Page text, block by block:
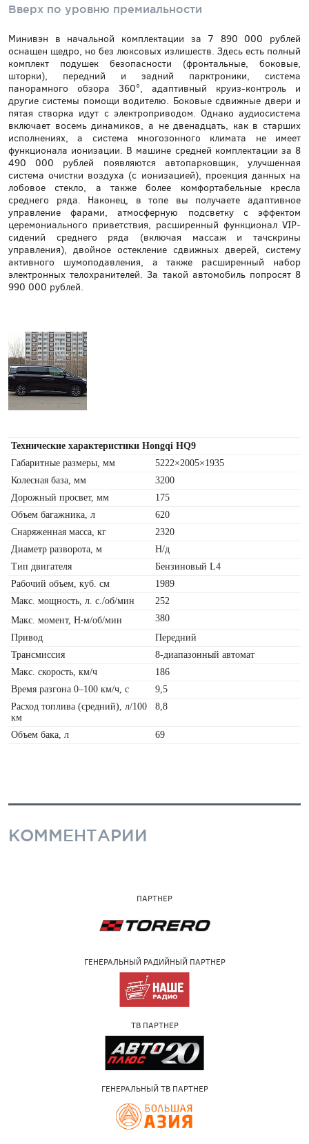
Вверх по уровню премиальности
Минивэн в начальной комплектации за 7 890 000 рублей
оснащен щедро, но без люксовых излишеств. Здесь есть полный
комплект подушек безопасности (фронтальные, боковые,
шторки), передний и задний парктроники, система
панорамного обзора 360°, адаптивный круиз-контроль и
другие системы помощи водителю. Боковые сдвижные двери и
пятая створка идут с электроприводом. Однако аудиосистема
включает восемь динамиков, а не двенадцать, как в старших
исполнениях, а система многозонного климата не имеет
функционала ионизации. В машине средней комплектации за 8
490 000 рублей появляются автопарковщик, улучшенная
система очистки воздуха (с ионизацией), проекция данных на
лобовое стекло, а также более комфортабельные кресла
среднего ряда. Наконец, в топе вы получаете адаптивное
управление фарами, атмосферную подсветку с эффектом
церемониального приветствия, расширенный функционал VIP-
сидений среднего ряда (включая массаж и тачскрины
управления), двойное остекление сдвижных дверей, систему
активного шумоподавления, а также расширенный набор
электронных телохранителей. За такой автомобиль попросят 8
990 000 рублей.
Технические характеристики Hongqi HQ9
Габаритные размеры, мм
5222×2005×1935
Колесная база, мм
3200
Дорожный просвет, мм
175
Объем багажника, л
620
Снаряженная масса, кг
2320
Диаметр разворота, м
Н/д
Тип двигателя
Бензиновый L4
Рабочий объем, куб. см
1989
Макс. мощность, л. с./об/мин
252
Макс. момент, Н‧м/об/мин
380
Привод
Передний
Трансмиссия
8-диапазонный автомат
Макс. скорость, км/ч
186
Время разгона 0–100 км/ч, с
9,5
Расход топлива (средний), л/100
км
8,8
Объем бака, л 69
КОММЕНТАРИИ
ПАРТНЕР
ГЕНЕРАЛЬНЫЙ РАДИЙНЫЙ ПАРТНЕР
ТВ ПАРТНЕР
ГЕНЕРАЛЬНЫЙ ТВ ПАРТНЕР